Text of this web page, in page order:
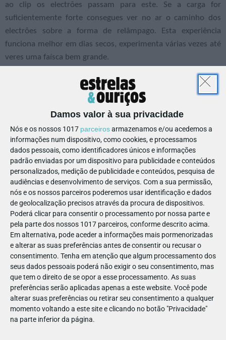
Damos valor à sua privacidade
Nós e os nossos 1017 parceirosarmazenamos e/ou acedemos a
informações num dispositivo, como cookies, e processamos
dados pessoais, como identificadores únicos e informações
padrão enviadas por um dispositivo para publicidade e conteúdos
personalizados, medição de publicidade e conteúdos, pesquisa de
audiências e desenvolvimento de serviços. Com a sua permissão,
nós e os nossos parceiros poderemos usar identificação e dados
de geolocalização precisos através da procura de dispositivos.
Poderá clicar para consentir o processamento por nossa parte e
pela parte dos nossos 1017 parceiros, conforme descrito acima.
Em alternativa, pode aceder a informações mais pormenorizadas
e alterar as suas preferências antes de consentir ou recusar o
consentimento. Tenha em atenção que algum processamento dos
seus dados pessoais poderá não exigir o seu consentimento, mas
que tem o direito de se opor a esse processamento. As suas
preferências serão aplicadas apenas a este website. Você pode
alterar suas preferências ou retirar seu consentimento a qualquer
momento voltando a este site e clicando no botão "Privacidade"
na parte inferior da página.
ao clip os electrões passam para este. Se a carga for
suficientemente forte consegues ver no ar o caminho dos
electrões sobre a forma de relâmpago. Esta experiência
funciona melhor em dias secos, experimenta várias vezes até
veres uma faísca bem grande.
Conteúdos desenvolvidos porCiência Divertida
EM CASA BRINCAR
HOMEM RELÂMPAGO
SEM PAIS